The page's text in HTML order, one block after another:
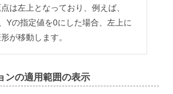
点は左上となっており、例えば、
Yの指定値を0にした場合、左上に
が移動します。
ンの適用範囲の表示